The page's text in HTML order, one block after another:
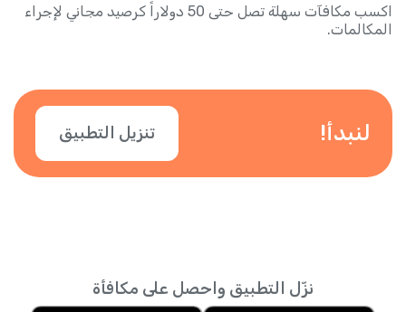
اكسب مكافآت سهلة تصل حتى 50 دولاراً كرصيد مجاني لإجراء
المكالمات.
لنبدأ! تنزيل التطبيق
نزّل التطبيق واحصل على مكافأة